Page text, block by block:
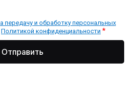
передачу и обработку персональных
Политикой конфиденциальности *
Отправить